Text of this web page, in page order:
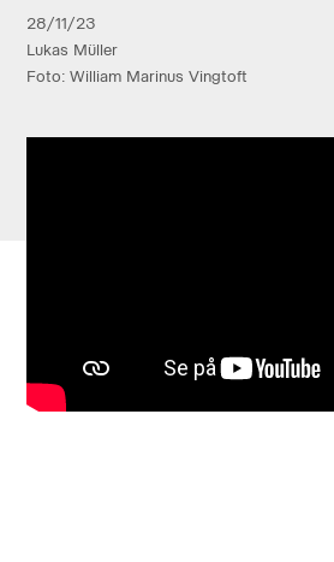
28/11/23
Lukas Müller
Foto: William Marinus Vingtoft